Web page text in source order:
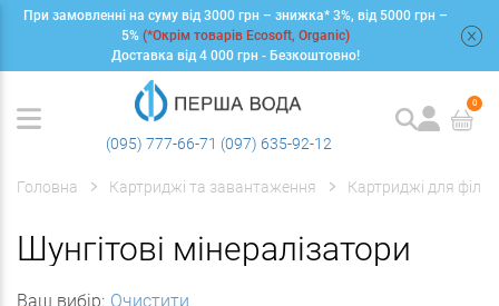
При замовленні на суму від 3000 грн – знижка* 3%, від 5000 грн –
5% (*Окрім товарів Ecosoft, Organic)
Доставка від 4 000 грн - Безкоштовно!
(095) 777-66-71 (097) 635-92-12
0
Головна Картриджі та завантаження Картриджі для
Шунгітові мінералізатори
Ваш вибір: Очистити